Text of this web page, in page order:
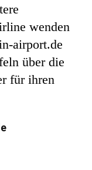
wenden
airport.de
über die
für ihren